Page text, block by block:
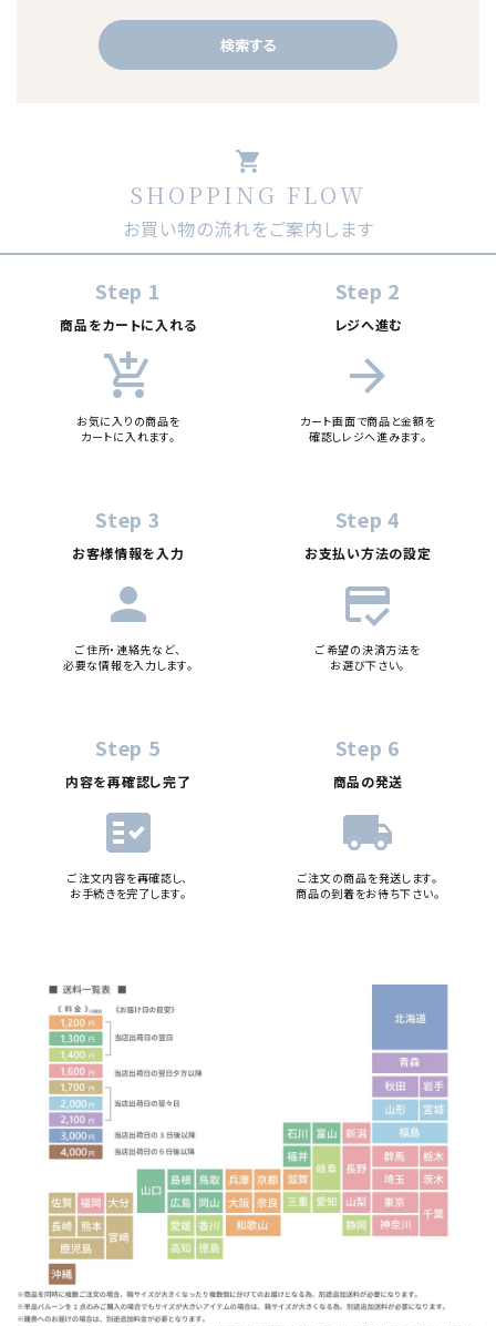
検索する
キーワード
カテゴリー
検索する
shopping_cart
SHOPPING FLOW
お買い物の流れをご案内します
Step 1
商品をカートに入れる
add_shopping_cart
お気に入りの商品を
カートに入れます。
Step 2
レジへ進む
arrow_forward
カート画面で商品と金額を
確認しレジへ進みます。
Step 3
お客様情報を入力
person
ご住所・連絡先など、
必要な情報を入力します。
Step 4
お支払い方法の設定
credit_score
ご希望の決済方法を
お選び下さい。
Step 5
内容を再確認し完了
fact_check
ご注文内容を再確認し、
お手続きを完了します。
Step 6
商品の発送
local_shipping
ご注文の商品を発送します。
商品の到着をお待ち下さい。